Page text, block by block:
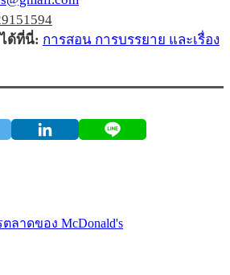
ด้ที่นี่: การสอน การบรรยาย และเรื่อง
ลาดของ McDonald's